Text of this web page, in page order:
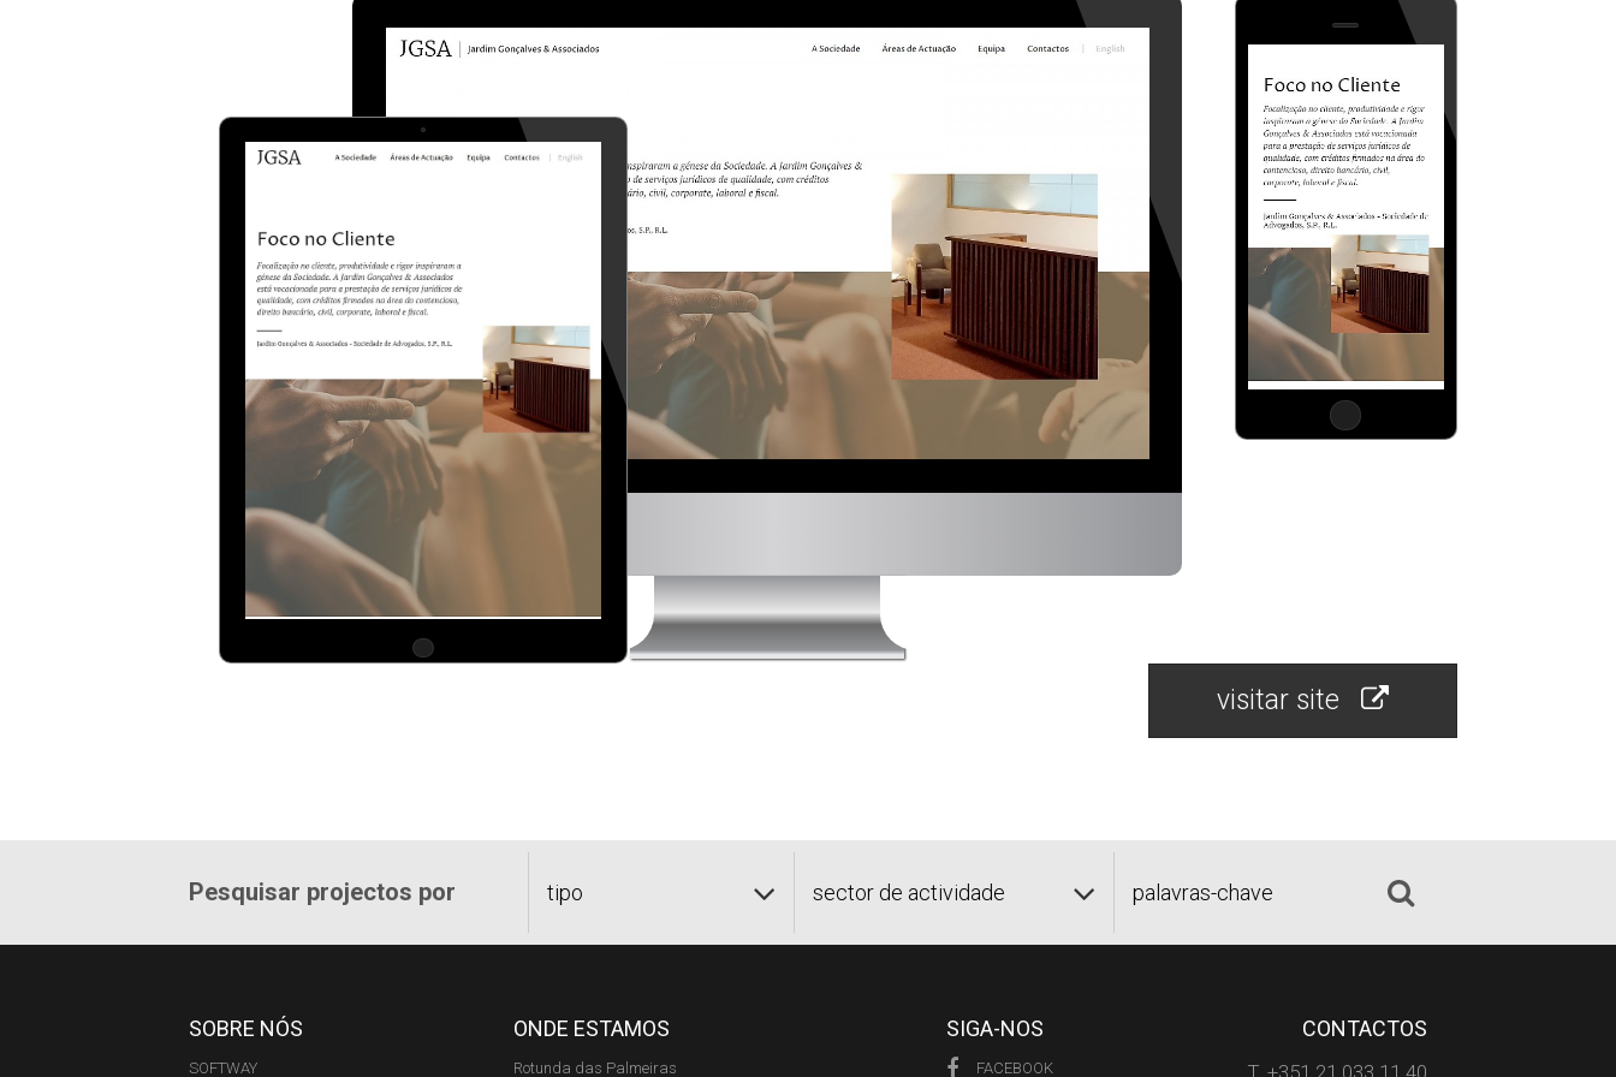
visitar site
Pesquisar projectos por tipo sector de actividade
SOBRE NÓS
SOFTWAY
ONDE ESTAMOS
Rotunda das Palmeiras
SIGA-NOS
FACEBOOK
CONTACTOS
T. +351 21 033 11 40